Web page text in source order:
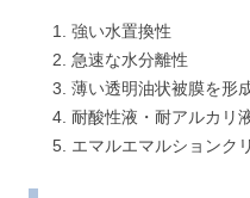
強い水置換性
急速な水分離性
薄い透明油状被膜を形
耐酸性液・耐アルカリ
エマルエマルションク